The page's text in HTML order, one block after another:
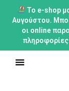
Το e-shop
Αυγούστου.
οι online